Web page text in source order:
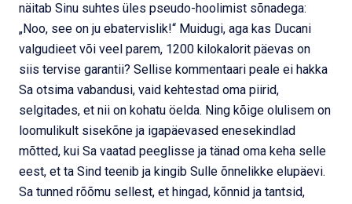
näitab Sinu suhtes üles pseudo-hoolimist sõnadega:
„Noo, see on ju ebatervislik!“ Muidugi, aga kas Ducani
valgudieet või veel parem, 1200 kilokalorit päevas on
siis tervise garantii? Sellise kommentaari peale ei hakka
Sa otsima vabandusi, vaid kehtestad oma piirid,
selgitades, et nii on kohatu öelda. Ning kõige olulisem on
loomulikult sisekõne ja igapäevased enesekindlad
mõtted, kui Sa vaatad peeglisse ja tänad oma keha selle
eest, et ta Sind teenib ja kingib Sulle õnnelikke elupäevi.
Sa tunned rõõmu sellest, et hingad, kõnnid ja tantsid,